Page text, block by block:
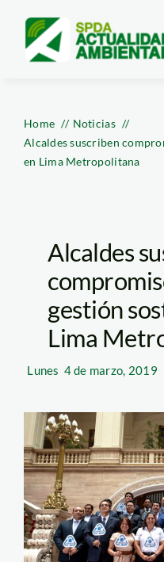
content
Home
Noticias
Alcaldes suscriben
en Lima Metropolitana
Alcaldes
gestión
Lima
Lunes 4 de marzo, 2019